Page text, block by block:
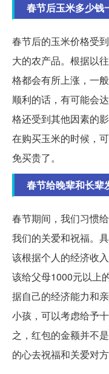
春节后玉米多少钱
春节后的玉米价格受
大的农产品。根据以
格都会有所上涨，一
顺利的话，有可能会
格还受到其他因素的
在购买玉米的时候，
免买贵了。
春节给晚辈和长辈
春节期间，我们习惯
我们的关爱和祝福。
该根据个人的经济收
该给父母1000元以上
据自己的经济能力和
小孩，可以考虑给予
之，红包的金额并不
的心去祝福和关爱对方